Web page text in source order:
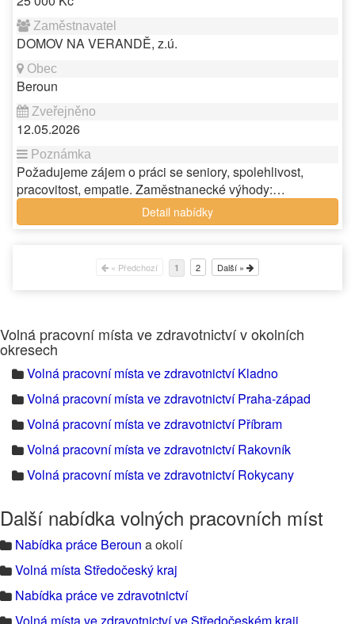
DOMOV NA VERANDĚ, z.ú.
Beroun
12.05.2026
Požadujeme zájem o práci se seniory, spolehlivost,
pracovitost, empatie. Zaměstnanecké výhody:…
Detail nabídky
« Předchozí 1 2 Další »
Volná pracovní místa ve zdravotnictví v okolních
okresech
Volná pracovní místa ve zdravotnictví Kladno
Volná pracovní místa ve zdravotnictví Praha-západ
Volná pracovní místa ve zdravotnictví Příbram
Volná pracovní místa ve zdravotnictví Rakovník
Volná pracovní místa ve zdravotnictví Rokycany
Další nabídka volných pracovních míst
Nabídka práce Beroun a okolí
Volná místa Středočeský kraj
Nabídka práce ve zdravotnictví